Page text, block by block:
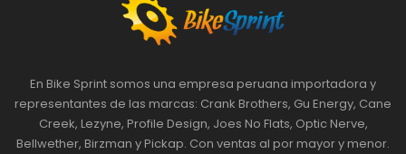
En Bike Sprint somos una empresa peruana importadora y
representantes de las marcas: Crank Brothers, Gu Energy, Cane
Creek, Lezyne, Profile Design, Joes No Flats, Optic Nerve,
Bellwether, Birzman y Pickap. Con ventas al por mayor y menor.